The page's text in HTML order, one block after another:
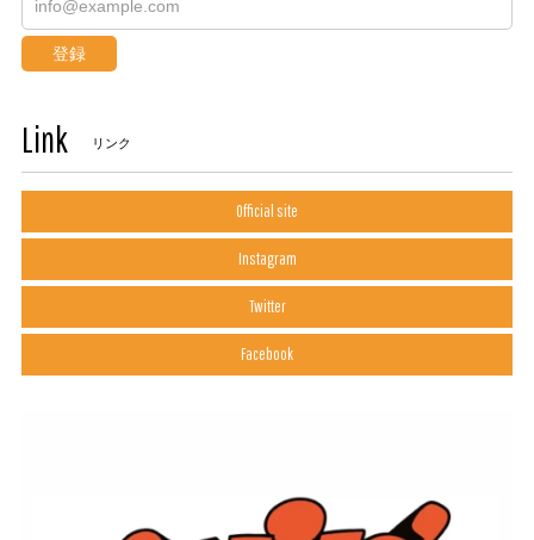
登録
Link リンク
Official site
Instagram
Twitter
Facebook